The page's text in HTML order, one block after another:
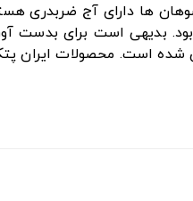
ها دارای آج ضربدری
بود. بدیهی است برای
است. محصولات ایران پتک